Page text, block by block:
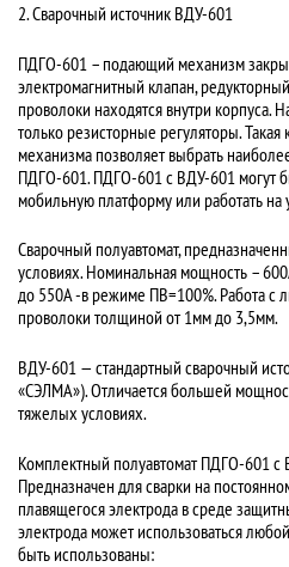
2. Сварочный источник ВДУ-601
ПДГО-601 – подающий механизм
электромагнитный клапан,
проволоки находятся внутри корпуса.
только резисторные регуляторы.
механизма позволяет выбрать
ПДГО-601. ПДГО-601 с ВДУ-601 могут
мобильную платформу или работать на
Сварочный полуавтомат,
условиях. Номинальная мощность –
до 550А -в режиме ПВ=100%. Работа с
проволоки толщиной от 1мм до 3,5мм.
ВДУ-601 — стандартный сварочный
«СЭЛМА»). Отличается большей
тяжелых условиях.
Комплектный полуавтомат ПДГО-601 с
Предназначен для сварки на
плавящегося электрода в среде
электрода может использоваться
быть использованы: